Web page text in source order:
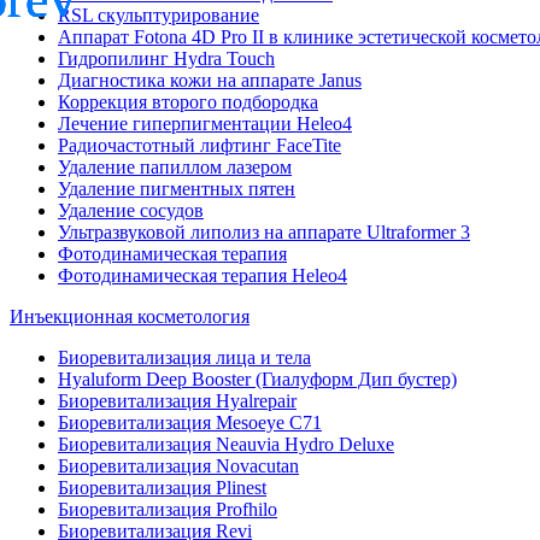
RSL скульптурирование
Аппарат Fotona 4D Pro II в клинике эстетической
Гидропилинг Hydra Touch
Диагностика кожи на аппарате Janus
Коррекция второго подбородка
Лечение гиперпигментации Heleo4
Радиочастотный лифтинг FaceTite
Удаление папиллом лазером
Удаление пигментных пятен
Удаление сосудов
Ультразвуковой липолиз на аппарате Ultraformer 3
Фотодинамическая терапия
Фотодинамическая терапия Heleo4
Инъекционная косметология
Биоревитализация лица и тела
Hyaluform Deep Booster (Гиалуформ Дип бустер)
Биоревитализация Hyalrepair
Биоревитализация Mesoeye C71
Биоревитализация Neauvia Hydro Deluxe
Биоревитализация Novacutan
Биоревитализация Plinest
Биоревитализация Profhilo
Биоревитализация Revi